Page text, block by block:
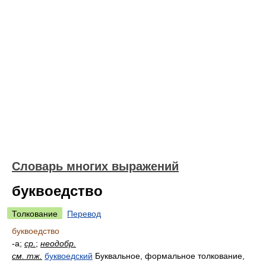
Словарь многих выражений
буквоедство
Толкование
Перевод
буквоедство
-а; ср. ; неодобр.
см. тж. буквоедский Буквальное, формальное толкование,